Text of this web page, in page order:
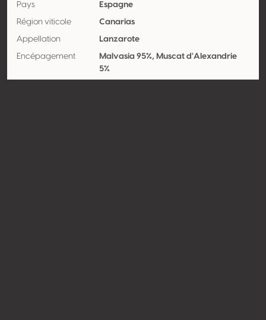
Pays Espagne
Région viticole Canarias
Appellation Lanzarote
Encépagement
Malvasia 95%, Muscat d'Alexandrie
5%